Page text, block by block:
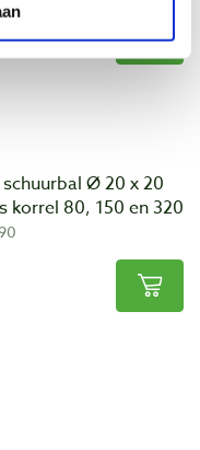
Ø 20 x 20
korrel 80, 150 en 320